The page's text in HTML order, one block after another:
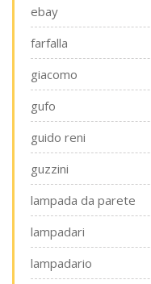
ebay
farfalla
giacomo
gufo
guido reni
guzzini
lampada da parete
lampadari
lampadario